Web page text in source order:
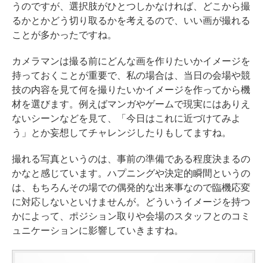
うのですが、選択肢がひとつしかなければ、どこから撮
るかとかどう切り取るかを考えるので、いい画が撮れる
ことが多かったですね。
カメラマンは撮る前にどんな画を作りたいかイメージを
持っておくことが重要で、私の場合は、当日の会場や競
技の内容を見て何を撮りたいかイメージを作ってから機
材を選びます。例えばマンガやゲームで現実にはありえ
ないシーンなどを見て、「今日はこれに近づけてみよ
う」とか妄想してチャレンジしたりもしてますね。
撮れる写真というのは、事前の準備である程度決まるの
かなと感じています。ハプニングや決定的瞬間というの
は、もちろんその場での偶発的な出来事なので臨機応変
に対応しないといけませんが。どういうイメージを持つ
かによって、ポジション取りや会場のスタッフとのコミ
ュニケーションに影響していきますね。